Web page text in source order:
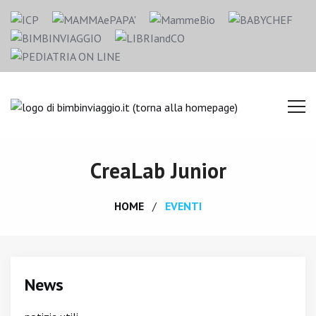
CreaLab Junior
HOME EVENTI
News